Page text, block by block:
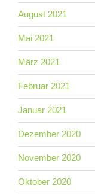
August 2021
Mai 2021
März 2021
Februar 2021
Januar 2021
Dezember 2020
November 2020
Oktober 2020